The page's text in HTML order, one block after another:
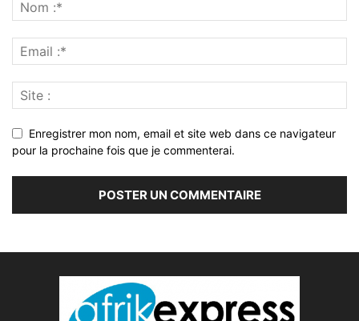
Enregistrer mon nom, email et site web dans ce navigateur
pour la prochaine fois que je commenterai.